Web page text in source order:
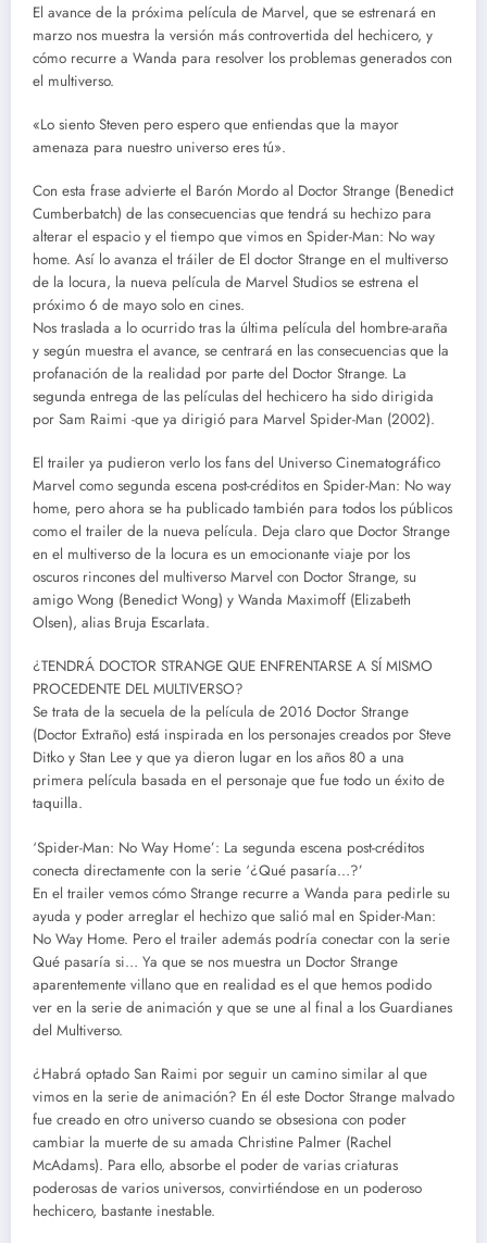
El avance de la próxima película de Marvel, que se estrenará en
marzo nos muestra la versión más controvertida del hechicero, y
cómo recurre a Wanda para resolver los problemas generados con
el multiverso.
«Lo siento Steven pero espero que entiendas que la mayor
amenaza para nuestro universo eres tú».
Con esta frase advierte el Barón Mordo al Doctor Strange (Benedict
Cumberbatch) de las consecuencias que tendrá su hechizo para
alterar el espacio y el tiempo que vimos en Spider-Man: No way
home. Así lo avanza el tráiler de El doctor Strange en el multiverso
de la locura, la nueva película de Marvel Studios se estrena el
próximo 6 de mayo solo en cines.
Nos traslada a lo ocurrido tras la última película del hombre-araña
y según muestra el avance, se centrará en las consecuencias que la
profanación de la realidad por parte del Doctor Strange. La
segunda entrega de las películas del hechicero ha sido dirigida
por Sam Raimi -que ya dirigió para Marvel Spider-Man (2002).
El trailer ya pudieron verlo los fans del Universo Cinematográfico
Marvel como segunda escena post-créditos en Spider-Man: No way
home, pero ahora se ha publicado también para todos los públicos
como el trailer de la nueva película. Deja claro que Doctor Strange
en el multiverso de la locura es un emocionante viaje por los
oscuros rincones del multiverso Marvel con Doctor Strange, su
amigo Wong (Benedict Wong) y Wanda Maximoff (Elizabeth
Olsen), alias Bruja Escarlata.
¿TENDRÁ DOCTOR STRANGE QUE ENFRENTARSE A SÍ MISMO
PROCEDENTE DEL MULTIVERSO?
Se trata de la secuela de la película de 2016 Doctor Strange
(Doctor Extraño) está inspirada en los personajes creados por Steve
Ditko y Stan Lee y que ya dieron lugar en los años 80 a una
primera película basada en el personaje que fue todo un éxito de
taquilla.
‘Spider-Man: No Way Home’: La segunda escena post-créditos
conecta directamente con la serie ‘¿Qué pasaría…?’
En el trailer vemos cómo Strange recurre a Wanda para pedirle su
ayuda y poder arreglar el hechizo que salió mal en Spider-Man:
No Way Home. Pero el trailer además podría conectar con la serie
Qué pasaría si… Ya que se nos muestra un Doctor Strange
aparentemente villano que en realidad es el que hemos podido
ver en la serie de animación y que se une al final a los Guardianes
del Multiverso.
¿Habrá optado San Raimi por seguir un camino similar al que
vimos en la serie de animación? En él este Doctor Strange malvado
fue creado en otro universo cuando se obsesiona con poder
cambiar la muerte de su amada Christine Palmer (Rachel
McAdams). Para ello, absorbe el poder de varias criaturas
poderosas de varios universos, convirtiéndose en un poderoso
hechicero, bastante inestable.